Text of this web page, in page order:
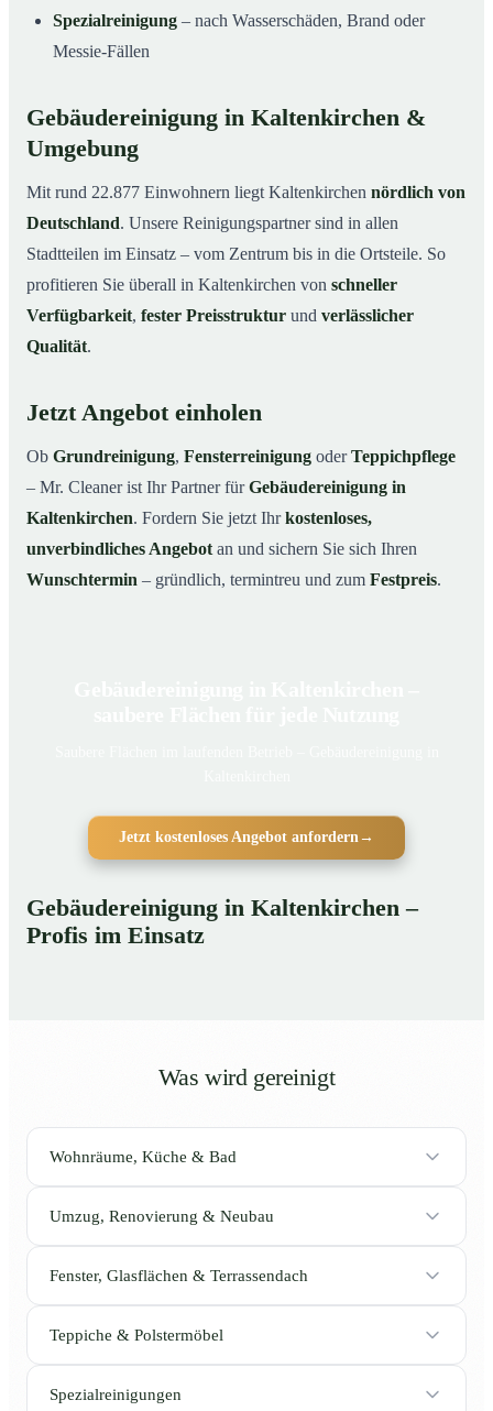
Spezialreinigung – nach Wasserschäden, Brand oder
Messie-Fällen
Gebäudereinigung in Kaltenkirchen &
Umgebung
Mit rund 22.877 Einwohnern liegt Kaltenkirchen nördlich von
Deutschland. Unsere Reinigungspartner sind in allen
Stadtteilen im Einsatz – vom Zentrum bis in die Ortsteile. So
profitieren Sie überall in Kaltenkirchen von schneller
Verfügbarkeit, fester Preisstruktur und verlässlicher
Qualität.
Jetzt Angebot einholen
Ob Grundreinigung, Fensterreinigung oderTeppichpflege
– Mr. Cleaner ist Ihr Partner fürGebäudereinigung in
Kaltenkirchen. Fordern Sie jetzt Ihrkostenloses,
unverbindliches Angebot an und sichern Sie sich Ihren
Wunschtermin – gründlich, termintreu und zum Festpreis.
Jetzt kostenloses Angebot anfordern→
Gebäudereinigung in Kaltenkirchen –
Profis im Einsatz
Was wird gereinigt
Wohnräume, Küche & Bad
Umzug, Renovierung & Neubau
Fenster, Glasflächen & Terrassendach
Teppiche & Polstermöbel
Spezialreinigungen